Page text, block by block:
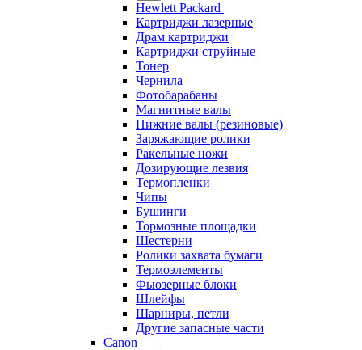
Hewlett Packard
Картриджи лазерные
Драм картриджи
Картриджи струйные
Тонер
Чернила
Фотобарабаны
Магнитные валы
Нижние валы (резиновые)
Заряжающие ролики
Ракельные ножи
Дозирующие лезвия
Термопленки
Чипы
Бушинги
Тормозные площадки
Шестерни
Ролики захвата бумаги
Термоэлементы
Фьюзерные блоки
Шлейфы
Шарниры, петли
Другие запасные части
Canon